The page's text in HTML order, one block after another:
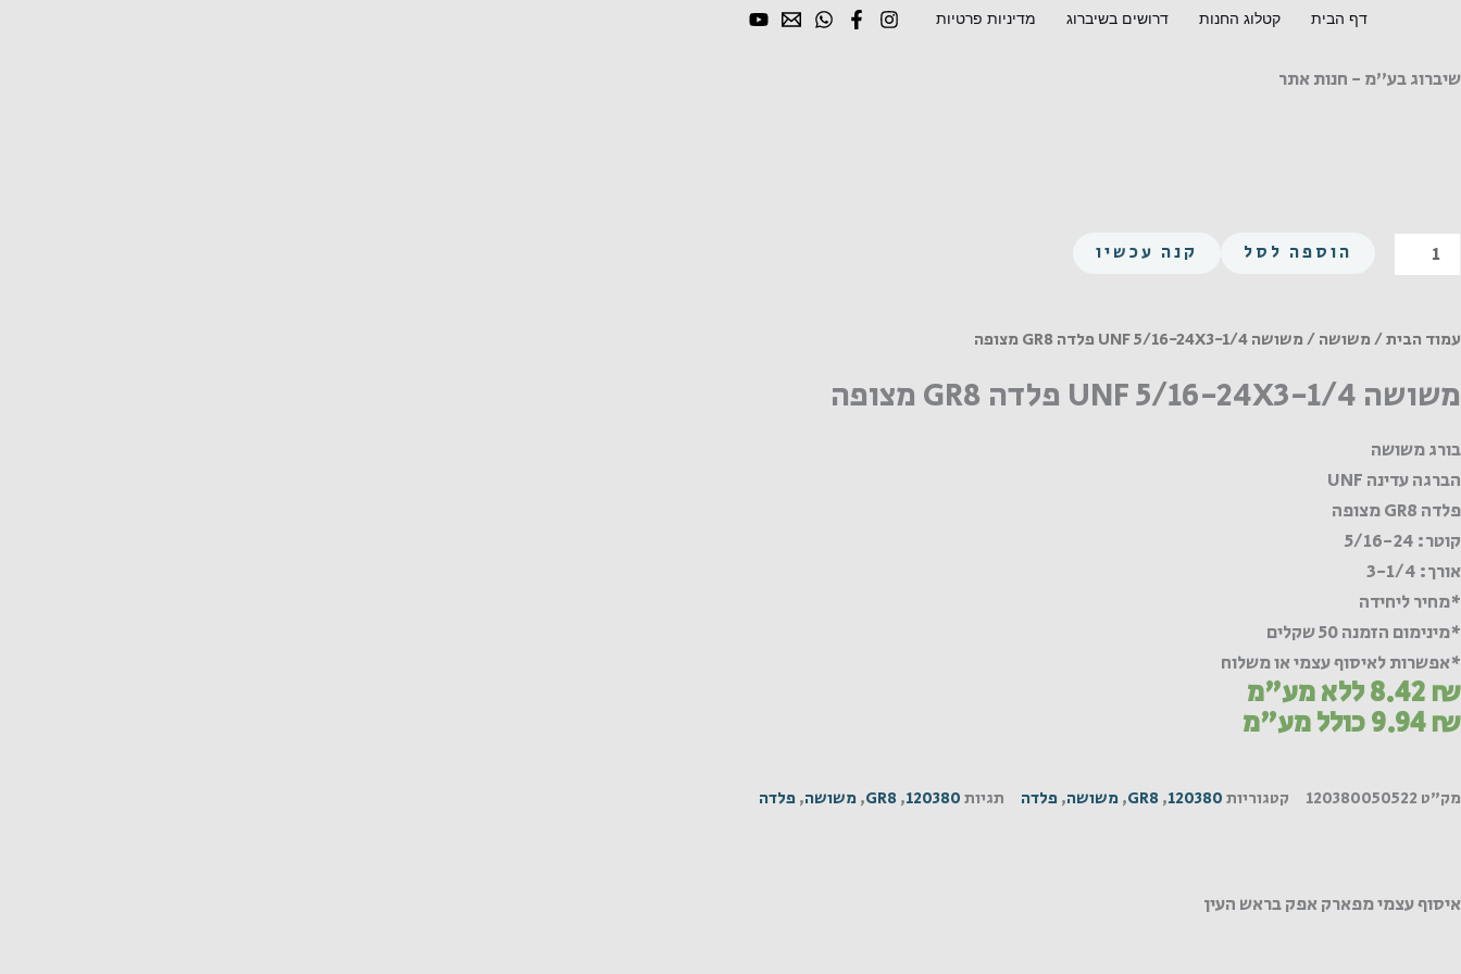
דף הבית קטלוג החנות דרושים בשיברוג מדיניות פרטיות
שיברוג בע"מ - חנות אתר
כמות
של
UNF
24X3-
פלדה
GR8
מצופה
הוספה לסל קנה עכשיו
עמוד הבית/משושה/ משושה UNF 5/16-24X3-1/4 פלדה GR8 מצופה
משושה UNF 5/16-24X3-1/4 פלדה GR8 מצופה
בורג משושה
הברגה עדינה UNF
פלדה GR8 מצופה
קוטר: 5/16-24
אורך: 3-1/4
*מחיר ליחידה
*מינימום הזמנה 50 שקלים
*אפשרות לאיסוף עצמי או משלוח
8.42₪ ללא מע"מ
9.94₪ כולל מע"מ
מק"ט 120380050522 קטגוריות120380
,
GR8
, משושה, פלדה תגיות120380
,
GR8
, משושה, פלדה
איסוף עצמי מפארק אפק בראש העין